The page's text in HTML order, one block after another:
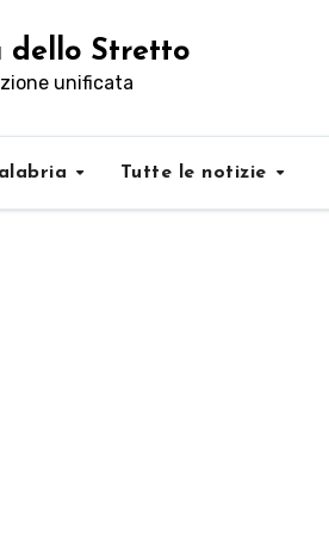
dello Stretto
unificata
Tutte le notizie